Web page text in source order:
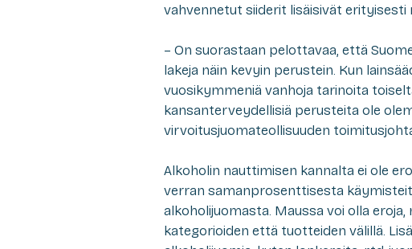
vahvennetut siiderit lisäisivät
– On suorastaan pelottavaa, että
lakeja näin kevyin perustein. Kun
vuosikymmeniä vanhoja tarinoita
kansanterveydellisiä perusteita ole
virvoitusjuomateollisuuden
Alkoholin nauttimisen kannalta ei ole
verran samanprosenttisesta
alkoholijuomasta. Maussa voi olla
kategorioiden että tuotteiden välillä.